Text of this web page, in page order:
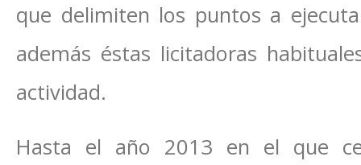
que delimiten los puntos a
además éstas licitadoras
actividad.
Hasta el año 2013 en el que